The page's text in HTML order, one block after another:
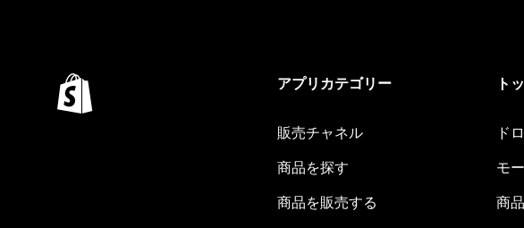
アプリカテゴリー
販売チャネル
商品を探す
商品を販売する
ト
ド
モ
商